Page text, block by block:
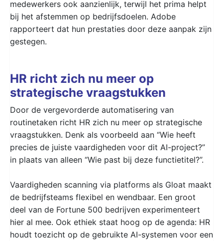
medewerkers ook aanzienlijk, terwijl het prima helpt
bij het afstemmen op bedrijfsdoelen. Adobe
rapporteert dat hun prestaties door deze aanpak zijn
gestegen.
HR richt zich nu meer op
strategische vraagstukken
Door de vergevorderde automatisering van
routinetaken richt HR zich nu meer op strategische
vraagstukken. Denk als voorbeeld aan “Wie heeft
precies de juiste vaardigheden voor dit AI-project?”
in plaats van alleen “Wie past bij deze functietitel?”.
Vaardigheden scanning via platforms als Gloat maakt
de bedrijfsteams flexibel en wendbaar. Een groot
deel van de Fortune 500 bedrijven experimenteert
hier al mee. Ook ethiek staat hoog op de agenda: HR
houdt toezicht op de gebruikte AI-systemen voor een